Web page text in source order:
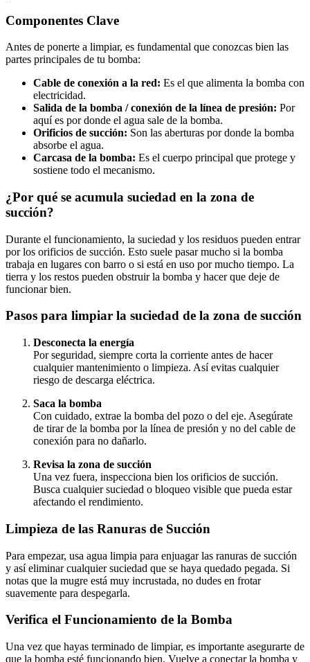
Componentes Clave
Antes de ponerte a limpiar, es fundamental que conozcas bien las
partes principales de tu bomba:
Cable de conexión a la red: Es el que alimenta la bomba con
electricidad.
Salida de la bomba / conexión de la línea de presión: Por
aquí es por donde el agua sale de la bomba.
Orificios de succión: Son las aberturas por donde la bomba
absorbe el agua.
Carcasa de la bomba: Es el cuerpo principal que protege y
sostiene todo el mecanismo.
¿Por qué se acumula suciedad en la zona de
succión?
Durante el funcionamiento, la suciedad y los residuos pueden entrar
por los orificios de succión. Esto suele pasar mucho si la bomba
trabaja en lugares con barro o si está en uso por mucho tiempo. La
tierra y los restos pueden obstruir la bomba y hacer que deje de
funcionar bien.
Pasos para limpiar la suciedad de la zona de succión
Desconecta la energía
Por seguridad, siempre corta la corriente antes de hacer
cualquier mantenimiento o limpieza. Así evitas cualquier
riesgo de descarga eléctrica.
Saca la bomba
Con cuidado, extrae la bomba del pozo o del eje. Asegúrate
de tirar de la bomba por la línea de presión y no del cable de
conexión para no dañarlo.
Revisa la zona de succión
Una vez fuera, inspecciona bien los orificios de succión.
Busca cualquier suciedad o bloqueo visible que pueda estar
afectando el rendimiento.
Limpieza de las Ranuras de Succión
Para empezar, usa agua limpia para enjuagar las ranuras de succión
y así eliminar cualquier suciedad que se haya quedado pegada. Si
notas que la mugre está muy incrustada, no dudes en frotar
suavemente para despegarla.
Verifica el Funcionamiento de la Bomba
Una vez que hayas terminado de limpiar, es importante asegurarte de
que la bomba esté funcionando bien. Vuelve a conectar la bomba y